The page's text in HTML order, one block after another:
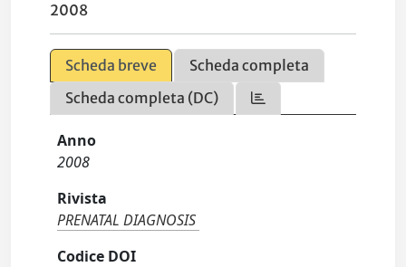
2008
Scheda breve
Scheda completa
Scheda completa (DC)
Anno
2008
Rivista
PRENATAL DIAGNOSIS
Codice DOI